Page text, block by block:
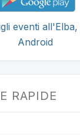
eventi
Android
RAPIDE